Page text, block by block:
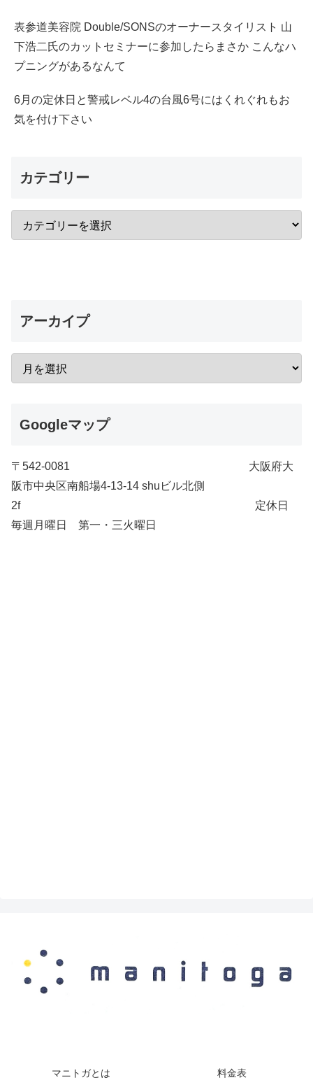
表参道美容院 Double/SONSのオーナースタイリスト 山
下浩二氏のカットセミナーに参加したらまさか こんなハ
プニングがあるなんて
6月の定休日と警戒レベル4の台風6号にはくれぐれもお
気を付け下さい
カテゴリー
アーカイプ
Googleマップ
〒542-0081 大阪府大
阪市中央区南船場4-13-14 shuビル北側
2f 定休日
毎週月曜日 第一・三火曜日
マニトガとは 料金表